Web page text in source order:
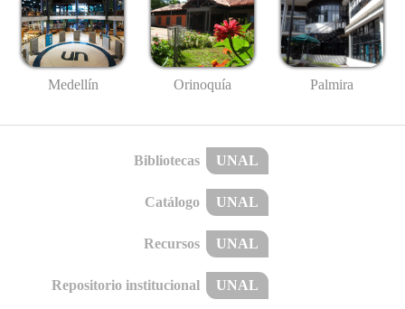
Medellín Orinoquía Palmira
Bibliotecas UNAL
Catálogo UNAL
Recursos UNAL
Repositorio institucional UNAL